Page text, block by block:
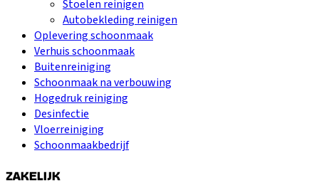
Stoelen reinigen
Autobekleding reinigen
Oplevering schoonmaak
Verhuis schoonmaak
Buitenreiniging
Schoonmaak na verbouwing
Hogedruk reiniging
Desinfectie
Vloerreiniging
Schoonmaakbedrijf
ZAKELIJK